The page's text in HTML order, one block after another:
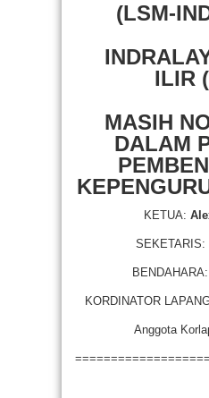
(LSM-
ILIR
MASIH
DALAM
KETUA:
SEKETARIS:
BENDAHARA:
KORDINATOR
Anggota